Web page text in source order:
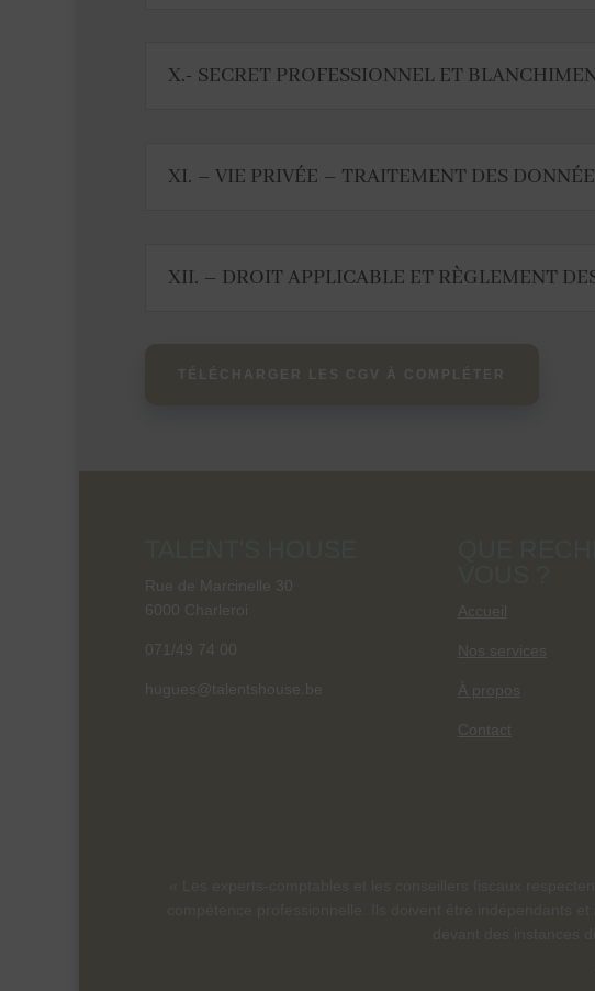
X.- SECRET PROFESSIONNEL ET
XI. – VIE PRIVÉE – TRAITEMENT DES
XII. – DROIT APPLICABLE ET RÈGLEMENT
TÉLÉCHARGER LES CGV À COMPLÉTER
Rue de Marcinelle 30
6000 Charleroi
071/49 74 00
hugues@talentshouse.be
Accueil
Nos services
À propos
Contact